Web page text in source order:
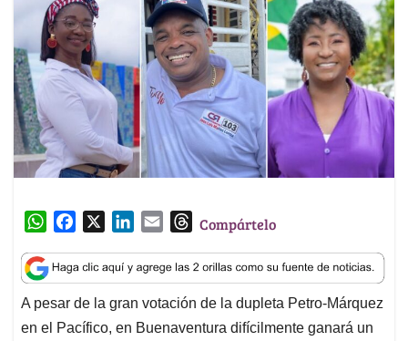
W
a
t
s
A
c
e
b
o
n
k
e
d
a
i
l
T
r
e
a
d
Compártelo
A pesar de la gran votación de la dupleta Petro-Márquez
en el Pacífico, en Buenaventura difícilmente ganará un